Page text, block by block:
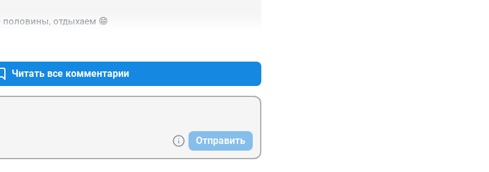
отдыхаем 😁
Читать все комментарии
Отправить